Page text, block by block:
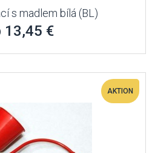
s madlem bílá (BL)
13,45 €
AKTION